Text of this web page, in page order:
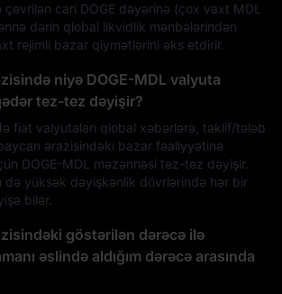
çevrilən cari DOGE dəyərinə (çox vaxt MDL
dərin qlobal likvidlik mənbələrindən
rejimli bazar qiymətlərini əks etdirir.
niyə DOGE-MDL valyuta
tez-tez dəyişir?
fiat valyutaları qlobal xəbərlərə, təklif/tələb
ərazisindəki bazar fəaliyyətinə
DOGE-MDL məzənnəsi tez-tez dəyişir.
də yüksək dəyişkənlik dövrlərində hər bir
bilər.
göstərilən dərəcə ilə
əslində aldığım dərəcə arasında